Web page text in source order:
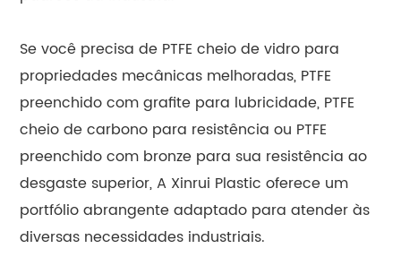
Se você precisa de PTFE cheio de vidro para
propriedades mecânicas melhoradas, PTFE
preenchido com grafite para lubricidade, PTFE
cheio de carbono para resistência ou PTFE
preenchido com bronze para sua resistência ao
desgaste superior, A Xinrui Plastic oferece um
portfólio abrangente adaptado para atender às
diversas necessidades industriais.